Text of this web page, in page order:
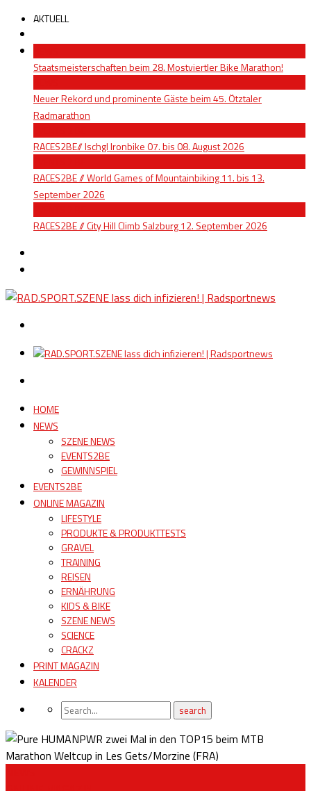
AKTUELL
Staatsmeisterschaften beim 28. Mostviertler Bike Marathon!
Neuer Rekord und prominente Gäste beim 45. Ötztaler
Radmarathon
RACES2BE// Ischgl Ironbike 07. bis 08. August 2026
RACES2BE // World Games of Mountainbiking 11. bis 13.
September 2026
RACES2BE // City Hill Climb Salzburg 12. September 2026
HOME
NEWS
SZENE NEWS
EVENTS2BE
GEWINNSPIEL
EVENTS2BE
ONLINE MAGAZIN
LIFESTYLE
PRODUKTE & PRODUKTTESTS
GRAVEL
TRAINING
REISEN
ERNÄHRUNG
KIDS & BIKE
SZENE NEWS
SCIENCE
CRACKZ
PRINT MAGAZIN
KALENDER